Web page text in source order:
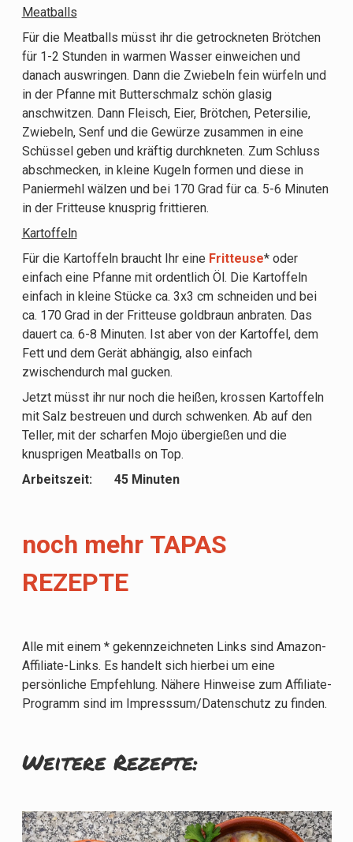
Meatballs
Für die Meatballs müsst ihr die getrockneten Brötchen
für 1-2 Stunden in warmen Wasser einweichen und
danach auswringen. Dann die Zwiebeln fein würfeln und
in der Pfanne mit Butterschmalz schön glasig
anschwitzen. Dann Fleisch, Eier, Brötchen, Petersilie,
Zwiebeln, Senf und die Gewürze zusammen in eine
Schüssel geben und kräftig durchkneten. Zum Schluss
abschmecken, in kleine Kugeln formen und diese in
Paniermehl wälzen und bei 170 Grad für ca. 5-6 Minuten
in der Fritteuse knusprig frittieren.
Kartoffeln
Für die Kartoffeln braucht Ihr eine Fritteuse* oder
einfach eine Pfanne mit ordentlich Öl. Die Kartoffeln
einfach in kleine Stücke ca. 3x3 cm schneiden und bei
ca. 170 Grad in der Fritteuse goldbraun anbraten. Das
dauert ca. 6-8 Minuten. Ist aber von der Kartoffel, dem
Fett und dem Gerät abhängig, also einfach
zwischendurch mal gucken.
Jetzt müsst ihr nur noch die heißen, krossen Kartoffeln
mit Salz bestreuen und durch schwenken. Ab auf den
Teller, mit der scharfen Mojo übergießen und die
knusprigen Meatballs on Top.
Arbeitszeit: 45 Minuten
noch mehr TAPAS
REZEPTE
Alle mit einem * gekennzeichneten Links sind Amazon-
Affiliate-Links. Es handelt sich hierbei um eine
persönliche Empfehlung. Nähere Hinweise zum Affiliate-
Programm sind im Impresssum/Datenschutz zu finden.
Weitere Rezepte: